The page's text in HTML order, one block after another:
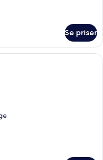
Se priser
hotelværelse med en stor seng,